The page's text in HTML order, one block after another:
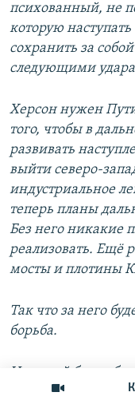
психованный, не
которую
сохранить за
следующими
Херсон нужен
того, чтобы в
развивать
выйти северо-
индустриальное
теперь планы
Без него никакие
реализовать. Ещё
мосты и плотины
Так что за него
борьба.
Но какой бы не был
в одном случае